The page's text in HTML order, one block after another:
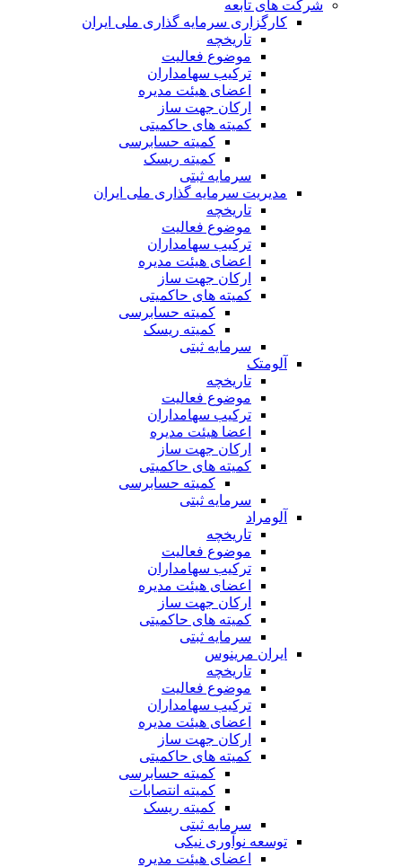
شرکت های تابعه
کارگزاری سرمایه گذاری ملی ایران
تاریخچه
موضوع فعالیت
ترکیب سهامداران
اعضای هیئت مدیره
ارکان جهت ساز
کمیته های حاکمیتی
کمیته حسابرسی
کمیته ریسک
سرمایه ثبتی
مدیریت سرمایه گذاری ملی ایران
تاریخچه
موضوع فعالیت
ترکیب سهامداران
اعضای هیئت مدیره
ارکان جهت ساز
کمیته های حاکمیتی
کمیته حسابرسی
کمیته ریسک
سرمایه ثبتی
آلومتک
تاریخچه
موضوع فعالیت
ترکیب سهامداران
اعضا هیئت مدیره
ارکان جهت ساز
کمیته های حاکمیتی
کمیته حسابرسی
سرمایه ثبتی
آلومراد
تاریخچه
موضوع فعالیت
ترکیب سهامداران
اعضای هیئت مدیره
ارکان جهت ساز
کمیته های حاکمیتی
سرمایه ثبتی
ایران مرینوس
تاریخچه
موضوع فعالیت
ترکیب سهامداران
اعضای هیئت مدیره
ارکان جهت ساز
کمیته های حاکمیتی
کمیته حسابرسی
کمیته انتصابات
کمیته ریسک
سرمایه ثبتی
توسعه نوآوری نیکی
اعضای هیئت مدیره